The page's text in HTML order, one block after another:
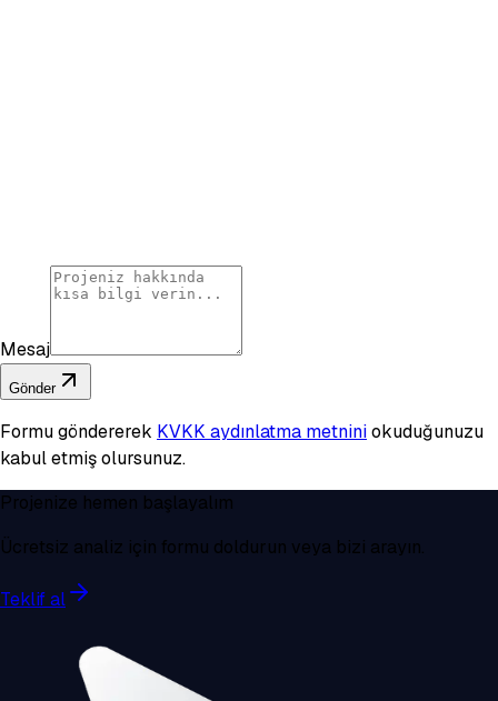
Mesaj
Gönder
Formu göndererek KVKK aydınlatma metniniokuduğunuzu
kabul etmiş olursunuz.
Projenize hemen başlayalım
Ücretsiz analiz için formu doldurun veya bizi arayın.
Teklif al